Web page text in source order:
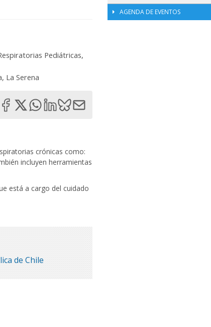
Pediátricas,
La Serena
crónicas como:
incluyen herramientas
está a cargo del cuidado
de Chile
AGENDA DE EVENTOS